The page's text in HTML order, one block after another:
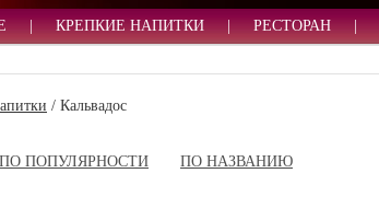
ЗАПОМНИТЬ МЕНЯ
ЗАБЫЛИ ПАРОЛЬ?
КРЕПКИЕ НАПИТКИ РЕСТОРАН
/ Кальвадос
ПО ПОПУЛЯРНОСТИ ПО НАЗВАНИЮ